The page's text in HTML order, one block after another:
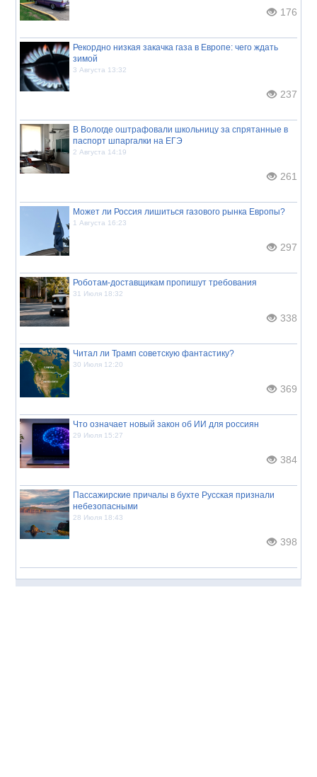
176
Рекордно низкая закачка газа в Европе: чего ждать
зимой
3 Августа 13:32
237
В Вологде оштрафовали школьницу за спрятанные в
паспорт шпаргалки на ЕГЭ
2 Августа 14:19
261
Может ли Россия лишиться газового рынка Европы?
1 Августа 16:23
297
Роботам-доставщикам пропишут требования
31 Июля 18:32
338
Читал ли Трамп советскую фантастику?
30 Июля 12:20
369
Что означает новый закон об ИИ для россиян
29 Июля 15:27
384
Пассажирские причалы в бухте Русская признали
небезопасными
28 Июля 18:43
398